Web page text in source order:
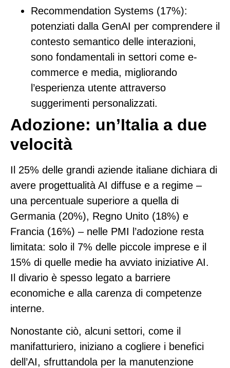
Recommendation Systems (17%):
potenziati dalla GenAI per comprendere il
contesto semantico delle interazioni,
sono fondamentali in settori come e-
commerce e media, migliorando
l’esperienza utente attraverso
suggerimenti personalizzati.
Adozione: un’Italia a due
velocità
Il 25% delle grandi aziende italiane dichiara di
avere progettualità AI diffuse e a regime –
una percentuale superiore a quella di
Germania (20%), Regno Unito (18%) e
Francia (16%) – nelle PMI l’adozione resta
limitata: solo il 7% delle piccole imprese e il
15% di quelle medie ha avviato iniziative AI.
Il divario è spesso legato a barriere
economiche e alla carenza di competenze
interne.
Nonostante ciò, alcuni settori, come il
manifatturiero, iniziano a cogliere i benefici
dell’AI, sfruttandola per la manutenzione